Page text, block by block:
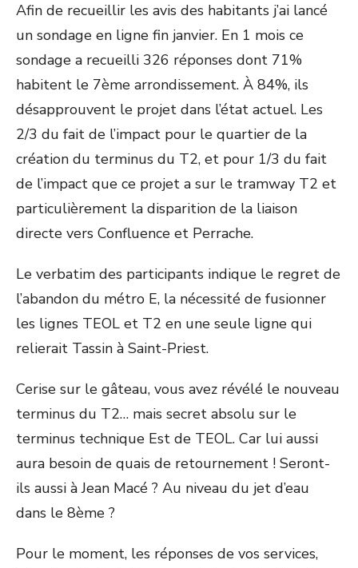
Afin de recueillir les avis des habitants j’ai lancé
un sondage en ligne fin janvier. En 1 mois ce
sondage a recueilli 326 réponses dont 71%
habitent le 7ème arrondissement. À 84%, ils
désapprouvent le projet dans l’état actuel. Les
2/3 du fait de l’impact pour le quartier de la
création du terminus du T2, et pour 1/3 du fait
de l’impact que ce projet a sur le tramway T2 et
particulièrement la disparition de la liaison
directe vers Confluence et Perrache.
Le verbatim des participants indique le regret de
l’abandon du métro E, la nécessité de fusionner
les lignes TEOL et T2 en une seule ligne qui
relierait Tassin à Saint-Priest.
Cerise sur le gâteau, vous avez révélé le nouveau
terminus du T2… mais secret absolu sur le
terminus technique Est de TEOL. Car lui aussi
aura besoin de quais de retournement ! Seront-
ils aussi à Jean Macé ? Au niveau du jet d’eau
dans le 8ème ?
Pour le moment, les réponses de vos services,